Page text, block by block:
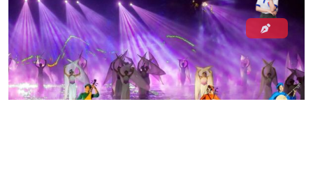
Partner verbringen möchten, sind20 schönste
Strände in Vietnamim Folgende sicher gute
Auswahl.